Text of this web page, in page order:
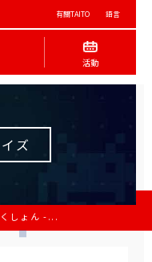
有關TAITO 語言
活動
ズ
しょん -...